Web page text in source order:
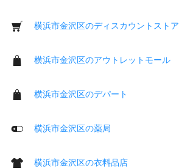
横浜市金沢区のディスカウントストア
横浜市金沢区のアウトレットモール
横浜市金沢区のデパート
横浜市金沢区の薬局
横浜市金沢区の衣料品店